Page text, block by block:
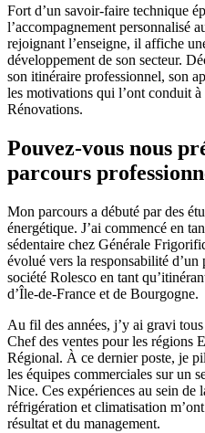
Fort d’un savoir-faire technique
l’accompagnement personnalisé
rejoignant l’enseigne, il affiche
développement de son secteur.
son itinéraire professionnel, son
les motivations qui l’ont conduit
Rénovations.
Pouvez-vous nous
parcours
Mon parcours a débuté par des
énergétique. J’ai commencé en
sédentaire chez Générale
évolué vers la responsabilité
société Rolesco en tant
d’Île-de-France et de Bourgogne.
Au fil des années, j’y ai gravi
Chef des ventes pour les régions
Régional. À ce dernier poste, je
les équipes commerciales sur un
Nice. Ces expériences au sein
réfrigération et climatisation
résultat et du management.